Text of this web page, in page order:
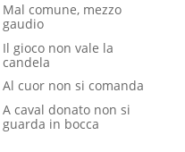
Mal comune, mezzo
gaudio
Il gioco non vale la
candela
Al cuor non si comanda
A caval donato non si
guarda in bocca